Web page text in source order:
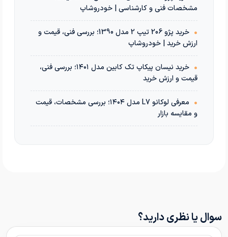
مشخصات فنی و کارشناسی | خودروشاپ
•
خرید پژو 206 تیپ 2 مدل 1390؛ بررسی فنی، قیمت و
ارزش خرید | خودروشاپ
•
خرید نیسان پیکاپ تک کابین مدل ۱۴۰۱؛ بررسی فنی،
قیمت و ارزش خرید
•
معرفی لوکانو L7 مدل ۱۴۰۴؛ بررسی مشخصات، قیمت
و مقایسه بازار
سوال یا نظری دارید؟